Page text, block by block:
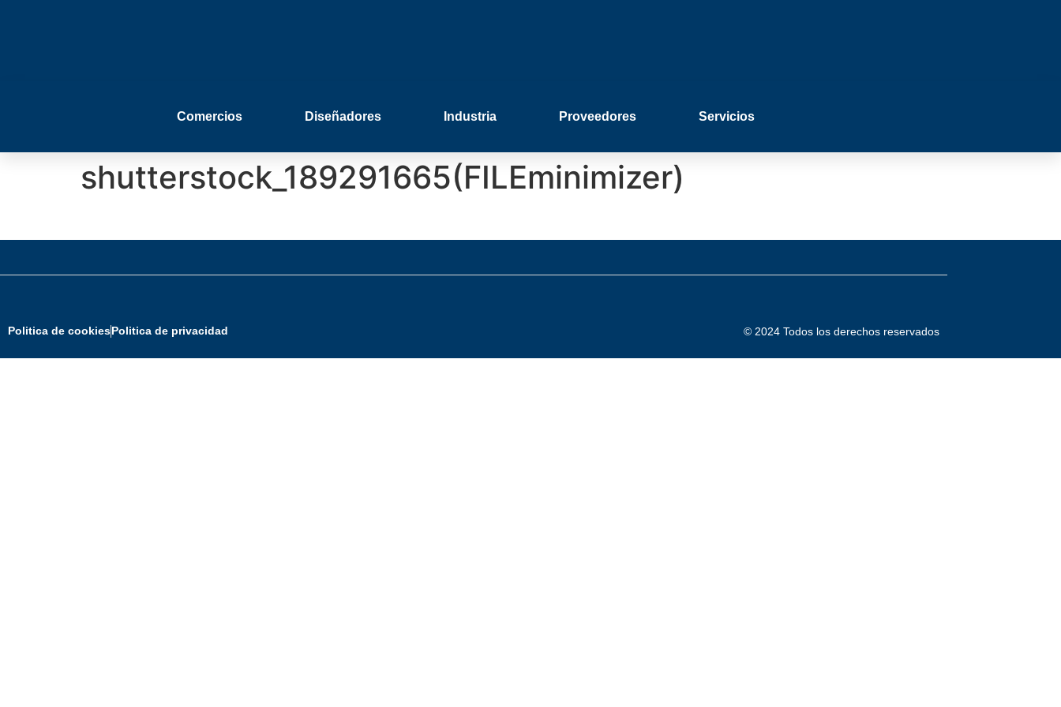
Comercios Diseñadores Industria Proveedores Servicios
shutterstock_189291665(FILEminimizer)
Politica de cookiesPolitica de privacidad © 2024 Todos los derechos reservados